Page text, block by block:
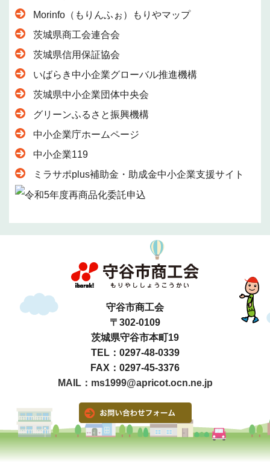
Morinfo（もりんふぉ）もりやマップ
茨城県商工会連合会
茨城県信用保証協会
いばらき中小企業グローバル推進機構
茨城県中小企業団体中央会
グリーンふるさと振興機構
中小企業庁ホームページ
中小企業119
ミラサポplus補助金・助成金中小企業支援サイト
守谷市商工会
〒302-0109
茨城県守谷市本町19
TEL：0297-48-0339
FAX：0297-45-3376
MAIL：ms1999@apricot.ocn.ne.jp